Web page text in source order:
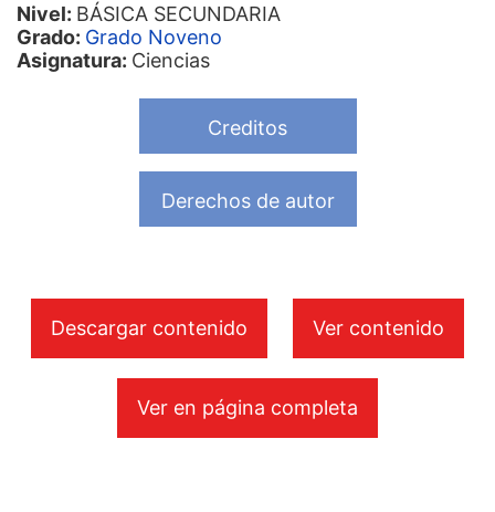
Nivel: BÁSICA SECUNDARIA
Grado: Grado Noveno
Asignatura: Ciencias
Creditos
Derechos de autor
Descargar contenido Ver contenido
Ver en página completa